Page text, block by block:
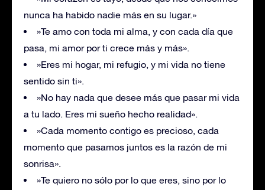
nunca ha habido nadie más en su lugar.»
»Te amo con toda mi alma, y con cada día que
pasa, mi amor por ti crece más y más».
»Eres mi hogar, mi refugio, y mi vida no tiene
sentido sin ti».
»No hay nada que desee más que pasar mi vida
a tu lado. Eres mi sueño hecho realidad».
»Cada momento contigo es precioso, cada
momento que pasamos juntos es la razón de mi
sonrisa».
»Te quiero no sólo por lo que eres, sino por lo